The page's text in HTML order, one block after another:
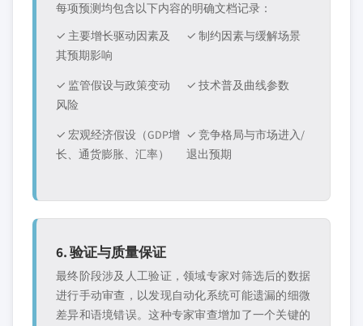
每项预测均包含以下内容的明确文档记录：
✓ 主要增长驱动因素及
其预期影响
✓ 制约因素与缓解场景
✓ 监管假设与政策变动
风险
✓ 技术普及曲线参数
✓ 宏观经济假设（GDP增
长、通货膨胀、汇率）
✓ 竞争格局与市场进入/
退出预期
6. 验证与质量保证
最终阶段涉及人工验证，领域专家对筛选后的数据
进行手动审查，以发现自动化系统可能遗漏的细微
差异和语境错误。这种专家审查增加了一个关键的